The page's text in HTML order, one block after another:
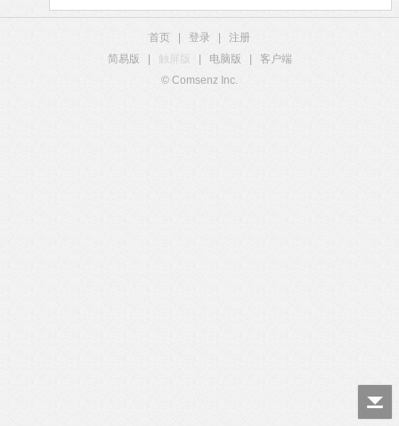
首页 登录
注册
简易版
触屏版 电脑版
客户端
© Comsenz Inc.